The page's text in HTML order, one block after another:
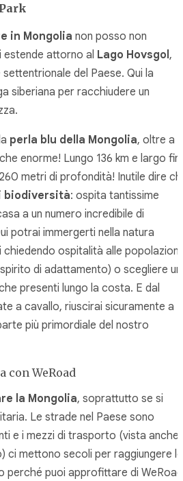
in Mongolia non posso non
estende attorno al Lago Hovsgol ,
del Paese. Qui la
siberiana per racchiudere un
perla blu della Mongolia, oltre a
enorme! Lungo 136 km e largo
metri di profondità! Inutile dire
biodiversità: ospita tantissime
a un numero incredibile di
potrai immergerti nella natura
ospitalità alle popolazioni
di adattamento) o scegliere
presenti lungo la costa. E dal
a cavallo, riuscirai sicuramente a
più primordiale del nostro
con WeRoad
la Mongolia, soprattutto se si
Le strade nel Paese sono
e i mezzi di trasporto (vista anche
mettono secoli per raggiungere le
perché puoi approfittare di WeRoad